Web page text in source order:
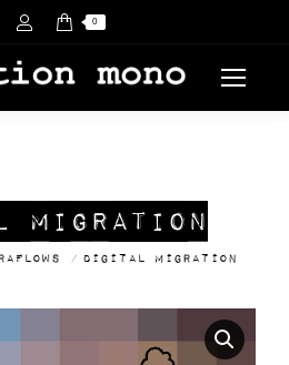
0
MIGRATION
Digital Migration